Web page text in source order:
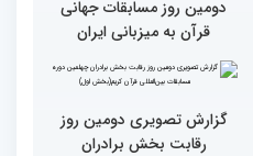
گزارش تصویری برگی از
فعالیت های کمیته پشتیبانی
چهلمین دوره مسابقات بین
المللی قران کریم